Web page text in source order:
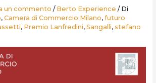
un commento / Berto Experience / Di
, Camera di Commercio Milano, futuro
, Premio Lanfredini, Sangalli, stefano